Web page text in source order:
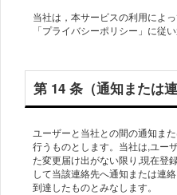
当社は，本サービスの利用によ
「プライバシーポリシー」に従
第 14 条（通知または連
ユーザーと当社との間の通知ま
行うものとします。当社は,ユー
た変更届け出がない限り,現在登
して当該連絡先へ通知または連
到達したものとみなします。